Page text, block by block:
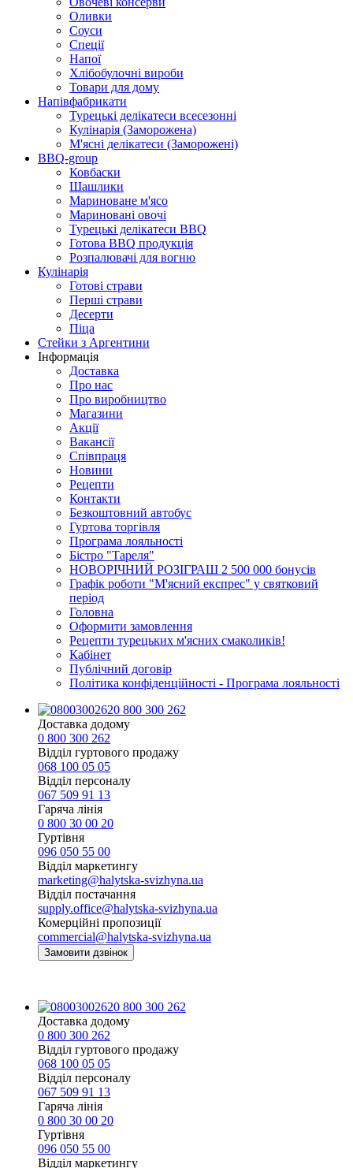
Оливки
Соуси
Спеції
Напої
Хлібобулочні вироби
Товари для дому
Напівфабрикати
Турецькі делікатеси всесезонні
Кулінарія (Заморожена)
М'ясні делікатеси (Заморожені)
BBQ-group
Ковбаски
Шашлики
Мариноване м'ясо
Мариновані овочі
Турецькі делікатеси BBQ
Готова BBQ продукція
Розпалювачі для вогню
Кулінарія
Готові страви
Перші страви
Десерти
Піца
Стейки з Аргентини
Інформація
Доставка
Про нас
Про виробництво
Магазини
Акції
Вакансії
Співпраця
Новини
Рецепти
Контакти
Безкоштовний автобус
Гуртова торгівля
Програма лояльності
Бістро "Тареля"
НОВОРІЧНИЙ РОЗІГРАШ 2 500 000 бонусів
Графік роботи "М'ясний експрес" у святковий
період
Головна
Оформити замовлення
Рецепти турецьких м'ясних смаколиків!
Кабінет
Публічний договір
Політика конфіденційності - Програма лояльності
0 800 300 262
Доставка додому
0 800 300 262
Відділ гуртового продажу
068 100 05 05​
Відділ персоналу
067 509 91 13
Гаряча лінія
0 800 30 00 20
Гуртівня
096 050 55 00
Відділ маркетингу
marketing@halytska-svizhyna.ua
Відділ постачання
supply.office@halytska-svizhyna.ua
Комерційні пропозиції
commercial@halytska-svizhyna.ua
Замовити дзвінок
0 800 300 262
Доставка додому
0 800 300 262
Відділ гуртового продажу
068 100 05 05​
Відділ персоналу
067 509 91 13
Гаряча лінія
0 800 30 00 20
Гуртівня
096 050 55 00
Відділ маркетингу